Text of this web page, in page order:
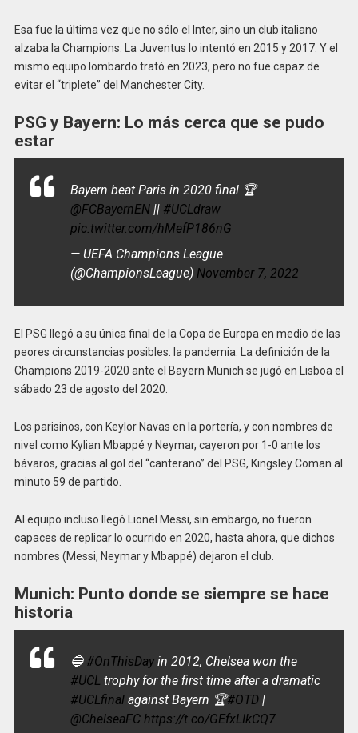
Esa fue la última vez que no sólo el Inter, sino un club italiano
alzaba la Champions. La Juventus lo intentó en 2015 y 2017. Y el
mismo equipo lombardo trató en 2023, pero no fue capaz de
evitar el “triplete” del Manchester City.
PSG y Bayern: Lo más cerca que se pudo
estar
Bayern beat Paris in 2020 final 🏆
@FCBayernEN|| #UCLdraw
pic.twitter.com/hMefP186nG
— UEFA Champions League
(@ChampionsLeague) November 7, 2022
El PSG llegó a su única final de la Copa de Europa en medio de las
peores circunstancias posibles: la pandemia. La definición de la
Champions 2019-2020 ante el Bayern Munich se jugó en Lisboa el
sábado 23 de agosto del 2020.
Los parisinos, con Keylor Navas en la portería, y con nombres de
nivel como Kylian Mbappé y Neymar, cayeron por 1-0 ante los
bávaros, gracias al gol del “canterano” del PSG, Kingsley Coman al
minuto 59 de partido.
Al equipo incluso llegó Lionel Messi, sin embargo, no fueron
capaces de replicar lo ocurrido en 2020, hasta ahora, que dichos
nombres (Messi, Neymar y Mbappé) dejaron el club.
Munich: Punto donde se siempre se hace
historia
🔵 #OnThisDayin 2012, Chelsea won the
#UCL trophy for the first time after a dramatic
#UCLfinalagainst Bayern 🏆#OTD|
@ChelseaFC https://t.co/GEfxLIkCQ7